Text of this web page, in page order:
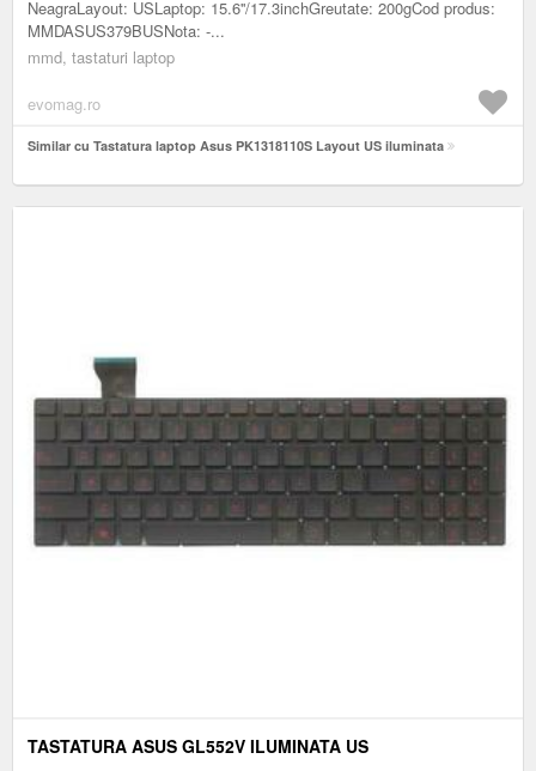
NeagraLayout: USLaptop: 15.6''/17.3inchGreutate: 200gCod produs:
MMDASUS379BUSNota: -...
mmd, tastaturi laptop
evomag.ro
Similar cu Tastatura laptop Asus PK1318110S Layout US iluminata
TASTATURA ASUS GL552V ILUMINATA US